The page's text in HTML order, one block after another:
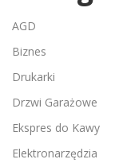
AGD
Biznes
Drukarki
Drzwi Garażowe
Ekspres do Kawy
Elektronarzędzia